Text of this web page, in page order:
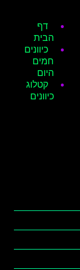
דף
הבית
כיוונים
חמים
היום
קטלוג
כיוונים